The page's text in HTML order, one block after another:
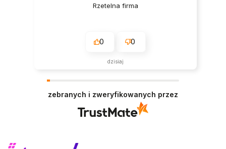
Rzetelna firma
0 0
dzisiaj
zebranych i zweryfikowanych przez